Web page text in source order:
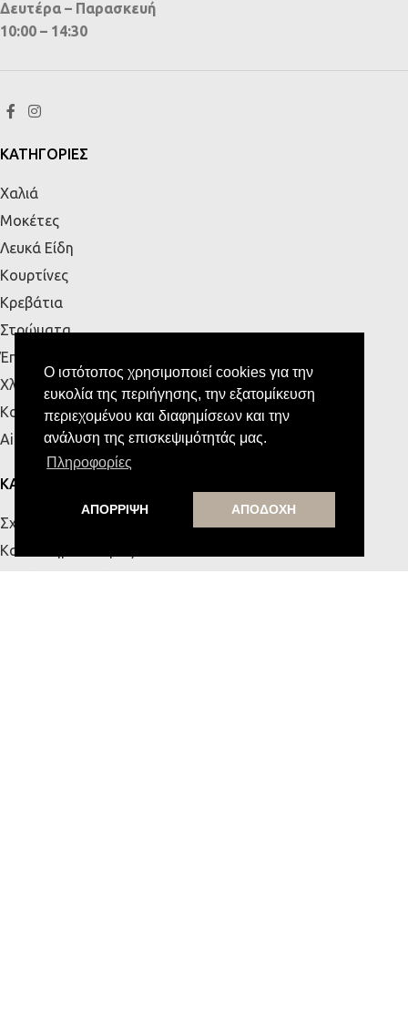
Ο ιστότοπος χρησιμοποιεί cookies για την
ευκολία της περιήγησης, την εξατομίκευση
περιεχομένου και διαφημίσεων και την
ανάλυση της επισκεψιμότητάς μας.
Πληροφορίες
ΑΠΟΡΡΙΨΗ ΑΠΟΔΟΧΗ
Δευτέρα – Παρασκευή
10:00 – 14:30
ΚΑΤΗΓΟΡΙΕΣ
Χαλιά
Μοκέτες
Λευκά Είδη
Κουρτίνες
Κρεβάτια
Στρώματα
Έπιπλα Εξωτερικού Χώρου
Χλοοτάπητες
Κουζίνα
Airbnb
ΚΑΤΑΣΤΗΜΑΤΑ
Σχετικά με εμάς
Κατάστημα Πάτρας